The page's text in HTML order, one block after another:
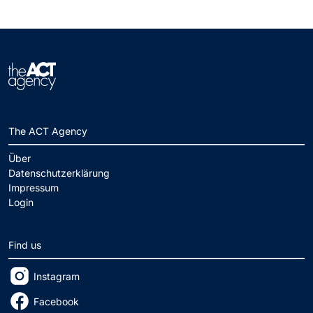
The ACT Agency
Über
Datenschutzerklärung
Impressum
Login
Find us
Instagram
Facebook